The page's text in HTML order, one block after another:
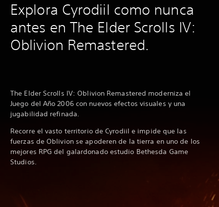
Explora Cyrodiil como nunca
antes en The Elder Scrolls IV:
Oblivion Remastered.
The Elder Scrolls IV: Oblivion Remastered moderniza el
Juego del Año 2006 con nuevos efectos visuales y una
jugabilidad refinada.
Recorre el vasto territorio de Cyrodiil e impide que las
fuerzas de Oblivion se apoderen de la tierra en uno de los
mejores RPG del galardonado estudio Bethesda Game
Studios.